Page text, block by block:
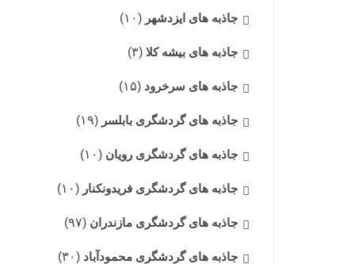
جاذبه های ایزدشهر (۱۰)
جاذبه های بیشه کلا (۳)
جاذبه های سرخرود (۱۵)
جاذبه های گردشگری بابلسر (۱۹)
جاذبه های گردشگری رویان (۱۰)
جاذبه های گردشگری فریدونکنار (۱۰)
جاذبه های گردشگری مازندران (۹۷)
جاذبه های گردشگری محمودآباد (۳۰)